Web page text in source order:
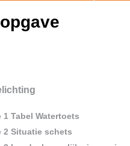
1 Tabel Watertoets
2 Situatie schets